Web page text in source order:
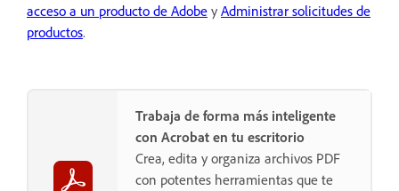
acceso a un producto de Adobe y Administrar solicitudes de
productos.
Trabaja de forma más inteligente
con Acrobat en tu escritorio
Crea, edita y organiza archivos PDF
con potentes herramientas que te